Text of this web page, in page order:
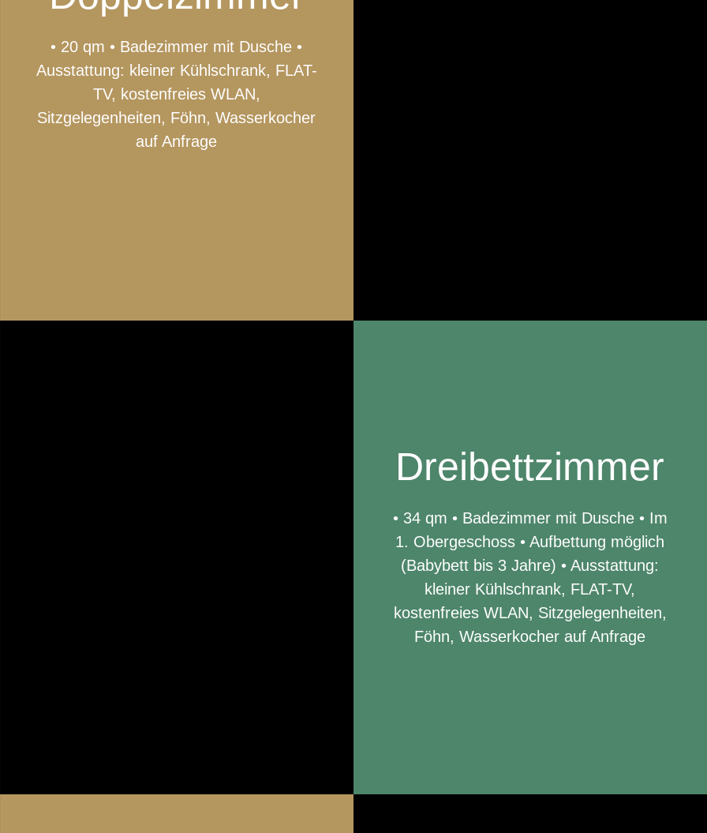
• 20 qm • Badezimmer mit Dusche •
Ausstattung: kleiner Kühlschrank, FLAT-
TV, kostenfreies WLAN,
Sitzgelegenheiten, Föhn, Wasserkocher
auf Anfrage
Dreibettzimmer
• 34 qm • Badezimmer mit Dusche • Im
1. Obergeschoss • Aufbettung möglich
(Babybett bis 3 Jahre) • Ausstattung:
kleiner Kühlschrank, FLAT-TV,
kostenfreies WLAN, Sitzgelegenheiten,
Föhn, Wasserkocher auf Anfrage